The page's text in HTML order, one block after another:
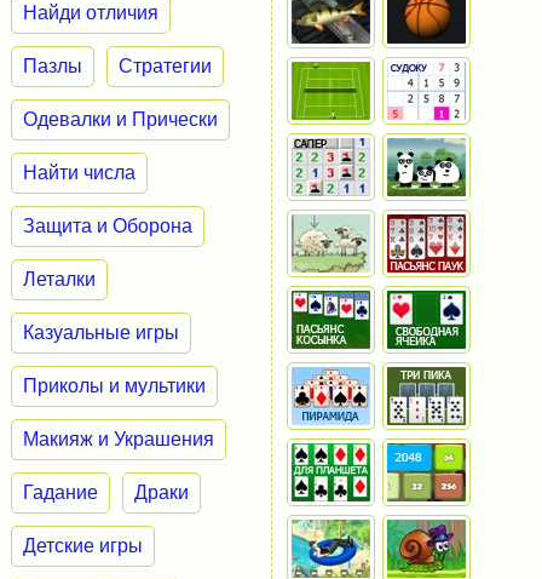
Найди отличия
Пазлы Стратегии
Одевалки и Прически
Найти числа
Защита и Оборона
Леталки
Казуальные игры
Приколы и мультики
Макияж и Украшения
Гадание Драки
Детские игры